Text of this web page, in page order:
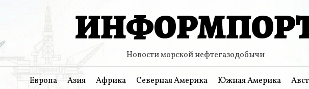
Новости морской нефтегазодобычи
Европа Азия Африка Северная Америка Южная Америка